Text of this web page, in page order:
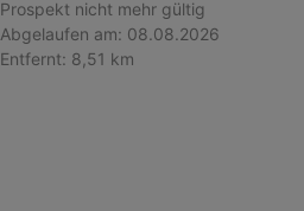
Prospekt nicht mehr gültig
Abgelaufen am: 08.08.2026
Entfernt: 8,51 km